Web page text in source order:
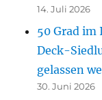
14. Juli 2026
50 Grad
Deck-
gelassen
30. Juni 2026